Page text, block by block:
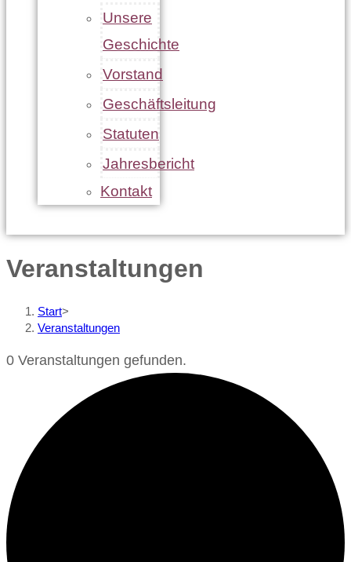
Unsere
Geschichte
Vorstand
Geschäftsleitung
Statuten
Jahresbericht
Kontakt
Veranstaltungen
Start>
Veranstaltungen
0 Veranstaltungen gefunden.